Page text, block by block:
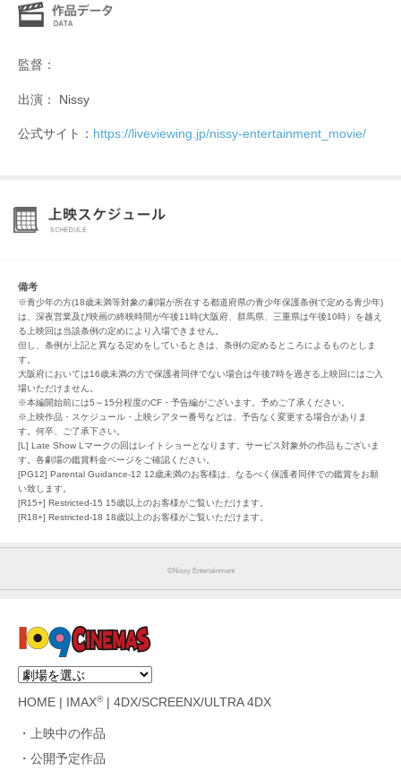
監督：
出演： Nissy
公式サイト： https://liveviewing.jp/nissy-entertainment_movie/
備考
※青少年の方(18歳未満等対象の劇場が所在する都道府県の青少年保護条例で定める青少年)
は、深夜営業及び映画の終映時間が午後11時(大阪府、群馬県、三重県は午後10時）を越え
る上映回は当該条例の定めにより入場できません。
但し、条例が上記と異なる定めをしているときは、条例の定めるところによるものとしま
す。
大阪府においては16歳未満の方で保護者同伴でない場合は午後7時を過ぎる上映回にはご入
場いただけません。
※本編開始前には5～15分程度のCF・予告編がございます。予めご了承ください。
※上映作品・スケジュール・上映シアター番号などは、予告なく変更する場合がありま
す。何卒、ご了承下さい。
[L] Late Show Lマークの回はレイトショーとなります。サービス対象外の作品もございま
す。各劇場の鑑賞料金ページをご確認ください。
[PG12] Parental Guidance-12 12歳未満のお客様は、なるべく保護者同伴での鑑賞をお願
い致します。
[R15+] Restricted-15 15歳以上のお客様がご覧いただけます。
[R18+] Restricted-18 18歳以上のお客様がご覧いただけます。
©Nissy Entertainment
HOME IMAX®| 4DX/SCREENX/ULTRA 4DX
上映中の作品
公開予定作品